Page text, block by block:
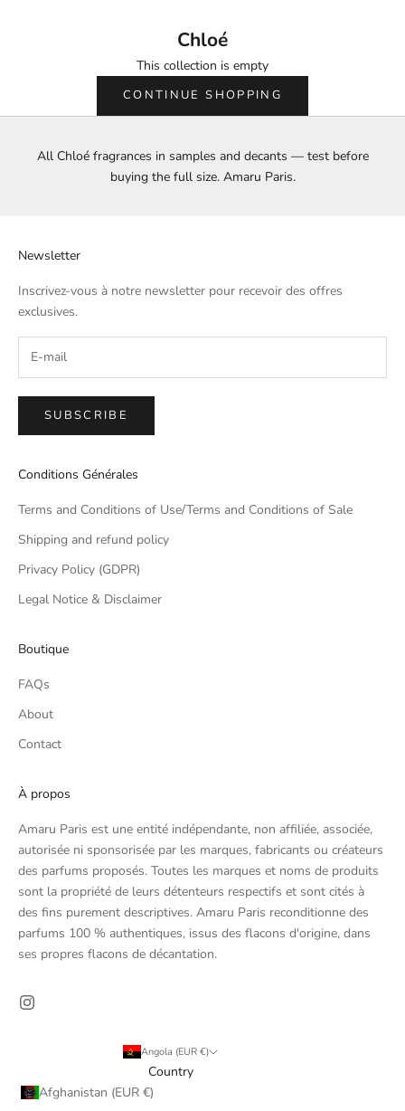
Chloé
This collection is empty
CONTINUE SHOPPING
All Chloé fragrances in samples and decants — test before
buying the full size. Amaru Paris.
Newsletter
Inscrivez-vous à notre newsletter pour recevoir des offres
exclusives.
SUBSCRIBE
Conditions Générales
Terms and Conditions of Use/Terms and Conditions of Sale
Shipping and refund policy
Privacy Policy (GDPR)
Legal Notice & Disclaimer
Boutique
FAQs
About
Contact
À propos
Amaru Paris est une entité indépendante, non affiliée, associée,
autorisée ni sponsorisée par les marques, fabricants ou créateurs
des parfums proposés. Toutes les marques et noms de produits
sont la propriété de leurs détenteurs respectifs et sont cités à
des fins purement descriptives. Amaru Paris reconditionne des
parfums 100 % authentiques, issus des flacons d'origine, dans
ses propres flacons de décantation.
Angola (EUR €)
Country
Afghanistan (EUR €)